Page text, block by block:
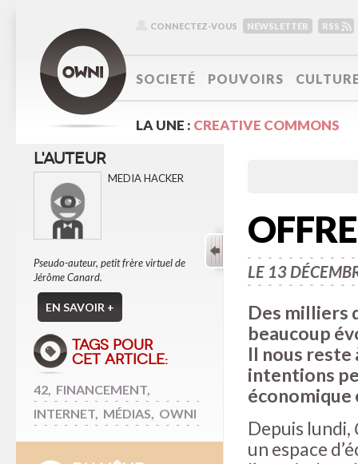
CONNECTEZ-VOUS NEWSLETTER RSS
SOCIETÉ POUVOIRS
LA UNE : CREATIVE COMMONS
LE 13
Des milliers
beaucoup
Il nous reste
intentions
économique
Depuis lundi,
un espace
L'AUTEUR
MEDIA HACKER
Pseudo-auteur, petit frère virtuel de
Jérôme Canard.
EN SAVOIR +
TAGS POUR
CET ARTICLE:
42 FINANCEMENT
INTERNET MÉDIAS OWNI